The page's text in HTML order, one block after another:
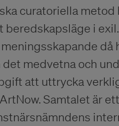
curatoriella
i
då
medvetna och
att uttrycka
Samtalet är